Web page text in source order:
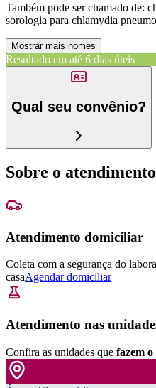
Também pode ser chamado de:
sorologia para chlamydia
Mostrar mais nomes
Resultado em até 6 dias úteis
Qual seu convênio?
Sobre o atendimento
Atendimento domiciliar
Coleta com a segurança do
casaAgendar domiciliar
Atendimento nas
Confira as unidades que fazem o